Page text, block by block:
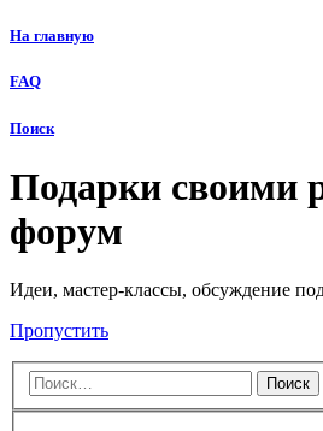
На главную
FAQ
Поиск
Подарки своими
форум
Идеи, мастер-классы, обсуждение
Пропустить
Поиск